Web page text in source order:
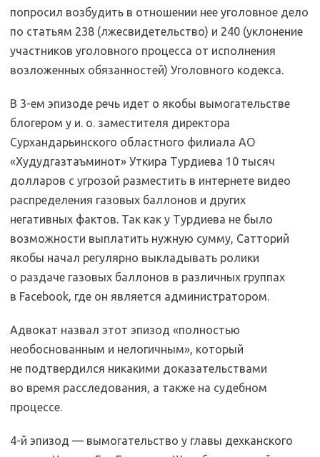
попросил возбудить в отношении нее уголовное дело
по статьям 238 (лжесвидетельство) и 240 (уклонение
участников уголовного процесса от исполнения
возложенных обязанностей) Уголовного кодекса.
В 3-ем эпизоде речь идет о якобы вымогательстве
блогером у и. о. заместителя директора
Сурхандарьинского областного филиала АО
«Худудгазтаъминот» Уткира Турдиева 10 тысяч
долларов с угрозой разместить в интернете видео
распределения газовых баллонов и других
негативных фактов. Так как у Турдиева не было
возможности выплатить нужную сумму, Сатторий
якобы начал регулярно выкладывать ролики
о раздаче газовых баллонов в различных группах
в Facebook, где он является администратором.
Адвокат назвал этот эпизод «полностью
необоснованным и нелогичным», который
не подтвердился никакими доказательствами
во время расследования, а также на судебном
процессе.
4-й эпизод — вымогательство у главы дехканского